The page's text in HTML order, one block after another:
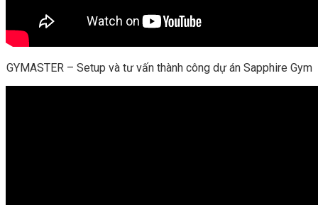
GYMASTER – Setup và tư vấn thành công dự án Sapphire Gym